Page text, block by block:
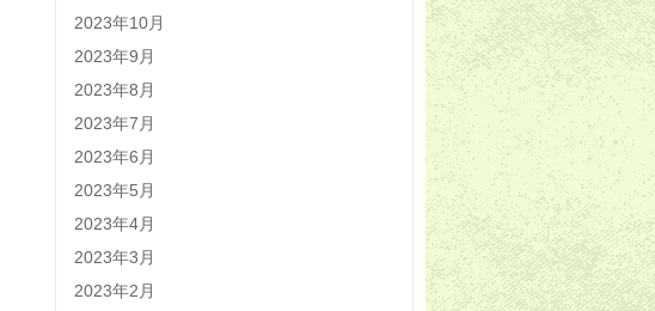
2023年10月
2023年9月
2023年8月
2023年7月
2023年6月
2023年5月
2023年4月
2023年3月
2023年2月